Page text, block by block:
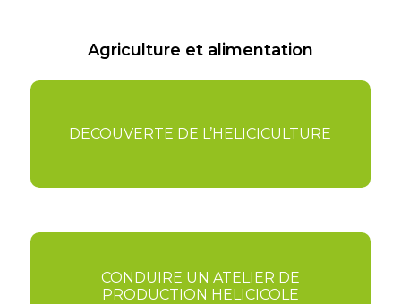
Agriculture et alimentation
DECOUVERTE DE L’HELICICULTURE
CONDUIRE UN ATELIER DE
PRODUCTION HELICICOLE